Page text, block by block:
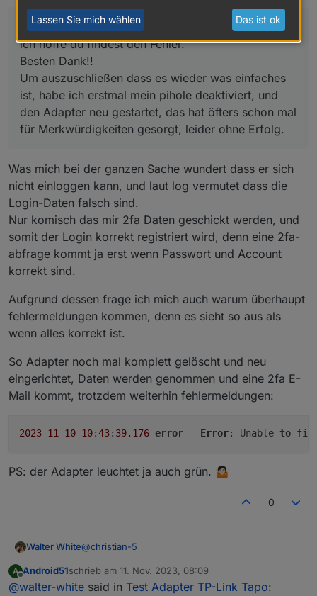
abgeschaltet. ich hoffe du findest den Fehler.
@ walter-white
ich hoffe du findest den Fehler.
Besten Dank!!
Um auszuschließen dass es wieder was einfaches
ist, habe ich erstmal mein pihole deaktiviert, und
den Adapter neu gestartet, das hat öfters schon mal
für Merkwürdigkeiten gesorgt, leider ohne Erfolg.
Was mich bei der ganzen Sache wundert dass er sich
nicht einloggen kann, und laut log vermutet dass die
Login-Daten falsch sind.
Nur komisch das mir 2fa Daten geschickt werden, und
somit der Login korrekt registriert wird, denn eine 2fa-
abfrage kommt ja erst wenn Passwort und Account
korrekt sind.
Aufgrund dessen frage ich mich auch warum überhaupt
fehlermeldungen kommen, denn es sieht so aus als
wenn alles korrekt ist.
So Adapter noch mal komplett gelöscht und neu
eingerichtet, Daten werden genommen und eine 2fa E-
Mail kommt, trotzdem weiterhin fehlermeldungen:
2023-11 -10 10:43: 39.176 error Error: Unable to
PS: der Adapter leuchtet ja auch grün. 🤷🏻
0
Walter White@christian-5
Seit wann habt ihr die Probleme?
Habe das leider erst jetzt bemerkt, aber es gab ja
A
Offline
Android51schrieb am 11. Nov. 2023, 08:09
zuletzt editiert von
@walter-white said in Test Adapter TP-Link Tapo:
Lassen Sie mich wählen Das ist ok